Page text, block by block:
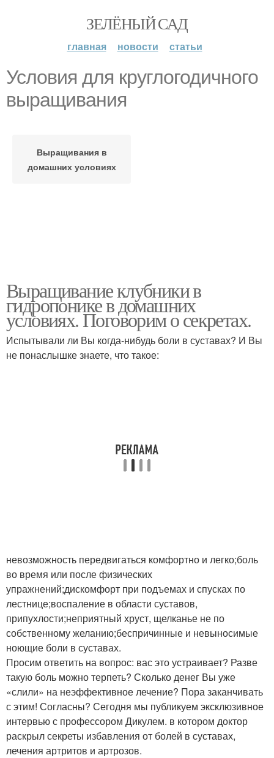
ЗЕЛЁНЫЙ САД
главная новости статьи
Условия для круглогодичного
выращивания
Выращивания в
домашних условиях
Выращивание клубники в
гидропонике в домашних
условиях. Поговорим о секретах.
Испытывали ли Вы когда-нибудь боли в суставах? И Вы
не понаслышке знаете, что такое:
невозможность передвигаться комфортно и легко;боль
во время или после физических
упражнений;дискомфорт при подъемах и спусках по
лестнице;воспаление в области суставов,
припухлости;неприятный хруст, щелканье не по
собственному желанию;беспричинные и невыносимые
ноющие боли в суставах.
Просим ответить на вопрос: вас это устраивает? Разве
такую боль можно терпеть? Сколько денег Вы уже
«слили» на неэффективное лечение? Пора заканчивать
с этим! Согласны? Сегодня мы публикуем эксклюзивное
интервью с профессором Дикулем. в котором доктор
раскрыл секреты избавления от болей в суставах,
лечения артритов и артрозов.